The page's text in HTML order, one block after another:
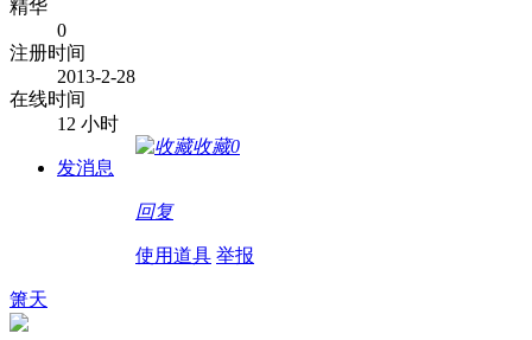
精华
0
注册时间
2013-2-28
在线时间
12 小时
发消息
收藏0
回复
使用道具 举报
箫天